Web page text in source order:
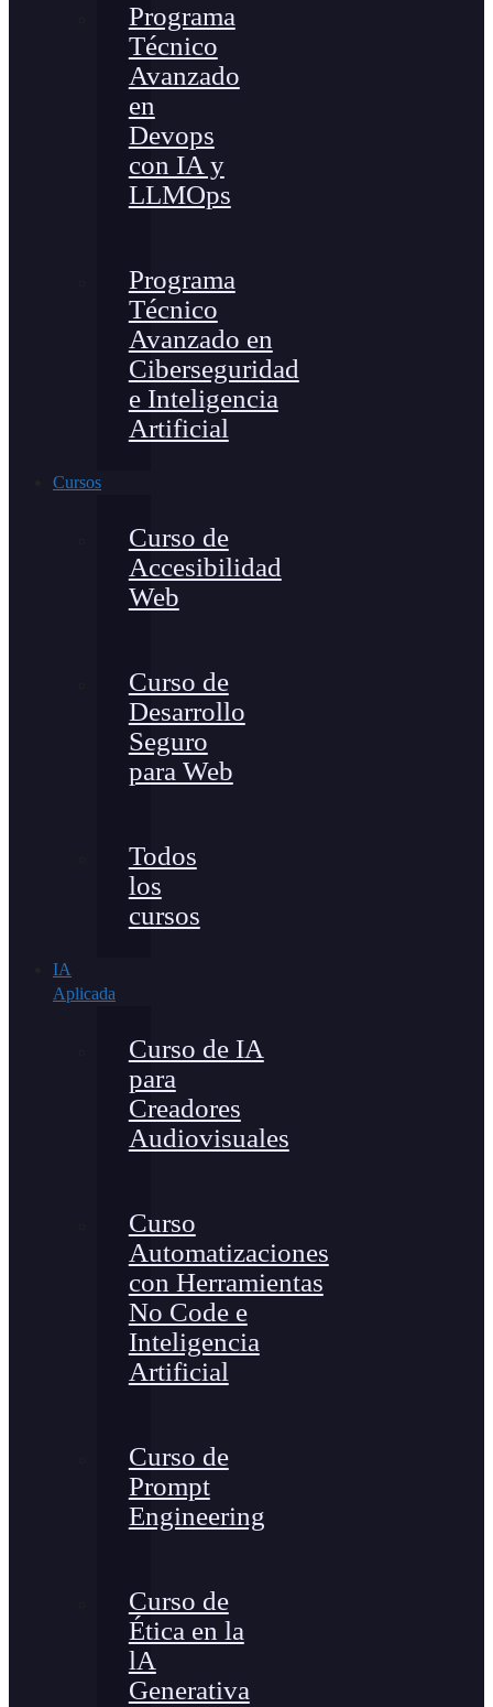
Programa
Técnico
Avanzado
en
Devops
con IA y
LLMOps
Programa
Técnico
Avanzado en
Ciberseguridad
e Inteligencia
Artificial
Cursos
Curso de
Accesibilidad
Web
Curso de
Desarrollo
Seguro
para Web
Todos
los
cursos
IA
Aplicada
Curso de IA
para
Creadores
Audiovisuales
Curso
Automatizaciones
con Herramientas
No Code e
Inteligencia
Artificial
Curso de
Prompt
Engineering
Curso de
Ética en la
lA
Generativa